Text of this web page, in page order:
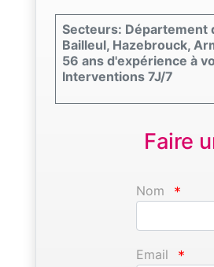
Secteurs: Département
Bailleul, Hazebrouck,
56 ans d'expérience à
Interventions 7J/7
Faire
Nom *
Email *